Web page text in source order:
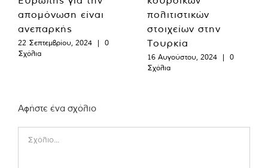
απομόνωση είναι
ανεπαρκής
22 Σεπτεμβρίου, 2024 |
0
Σχόλια
πολιτιστικών
στοιχείων στην
Τουρκία
16 Αυγούστου, 2024 |
0
Σχόλια
Αφήστε ένα σχόλιο